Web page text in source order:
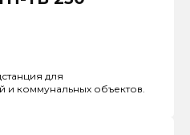
для
и коммунальных объектов.